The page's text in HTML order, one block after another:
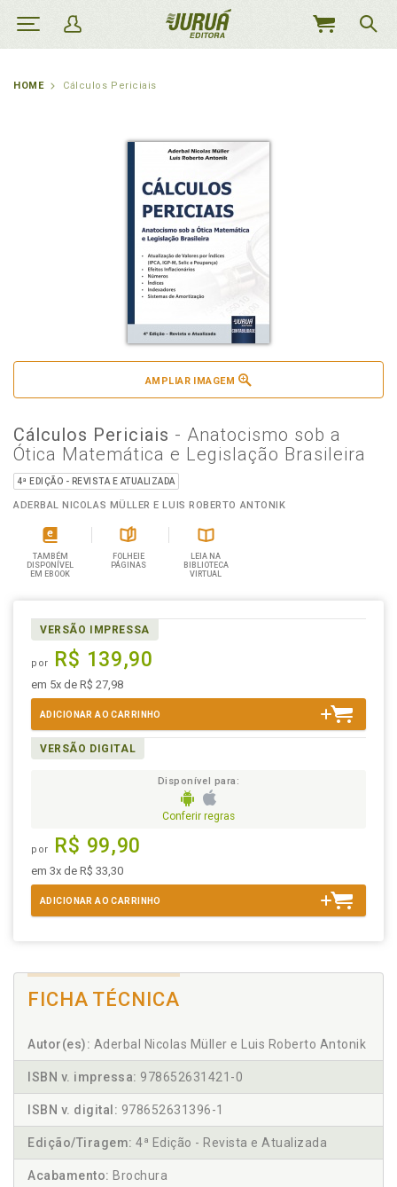
MEU
HOME Cálculos Periciais
AMPLIAR IMAGEM
Cálculos Periciais - Anatocismo sob a
Ótica Matemática e Legislação Brasileira
4ª EDIÇÃO - REVISTA E ATUALIZADA
ADERBAL NICOLAS MÜLLER E LUIS ROBERTO ANTONIK
TAMBÉM
DISPONÍVEL
EM EBOOK
FOLHEIE
PÁGINAS
LEIA NA
BIBLIOTECA
VIRTUAL
VERSÃO IMPRESSA
por R$ 139,90
em 5x de R$ 27,98
ADICIONAR AO CARRINHO
VERSÃO DIGITAL
Disponível para:
Conferir regras
por R$ 99,90
em 3x de R$ 33,30
ADICIONAR AO CARRINHO
FICHA TÉCNICA
Autor(es): Aderbal Nicolas Müller e Luis Roberto Antonik
ISBN v. impressa: 978652631421-0
ISBN v. digital: 978652631396-1
Edição/Tiragem: 4ª Edição - Revista e Atualizada
Acabamento: Brochura